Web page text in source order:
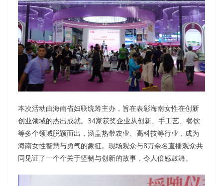
本次活动由海南省妇联统筹主办，旨在表彰海南女性在创新
创业领域的杰出成就。34家获奖企业从创新、手工艺、餐饮
等多个领域脱颖而出，涵盖热带农业、高科技等行业，成为
海南女性智慧与勇气的象征。现场观众与8万余名直播观众共
同见证了一个个关于坚韧与创新的故事，令人倍感鼓舞。